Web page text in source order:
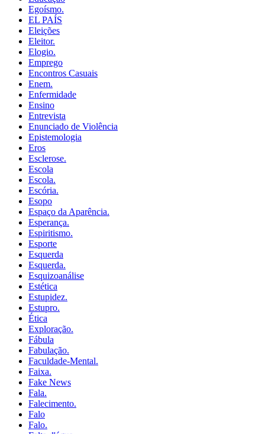
Egoísmo.
EL PAÍS
Eleições
Eleitor.
Elogio.
Emprego
Encontros Casuais
Enem.
Enfermidade
Ensino
Entrevista
Enunciado de Violência
Epistemologia
Eros
Esclerose.
Escola
Escola.
Escória.
Esopo
Espaço da Aparência.
Esperança.
Espiritismo.
Esporte
Esquerda
Esquerda.
Esquizoanálise
Estética
Estupidez.
Estupro.
Ética
Exploração.
Fábula
Fabulação.
Faculdade-Mental.
Faixa.
Fake News
Fala.
Falecimento.
Falo
Falo.